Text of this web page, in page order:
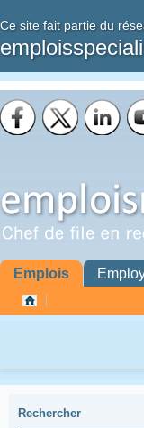
Ce site fait partie du
Emplois
Rechercher